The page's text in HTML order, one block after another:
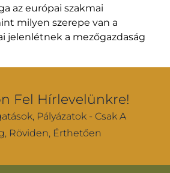
az európai szakmai
milyen szerepe van a
jelenlétnek a mezőgazdaság
Fel Hírlevelünkre!
Pályázatok - Csak A
Röviden, Érthetően